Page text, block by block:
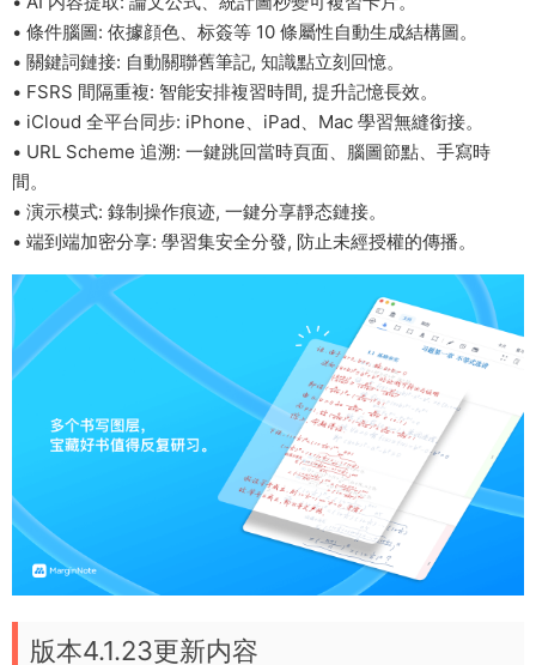
• 條件腦圖: 依據顔色、标簽等 10 條屬性自動生成結構圖。
• 關鍵詞鏈接: 自動關聯舊筆記, 知識點立刻回憶。
• FSRS 間隔重複: 智能安排複習時間, 提升記憶長效。
• iCloud 全平台同步: iPhone、iPad、Mac 學習無縫銜接。
• URL Scheme 追溯: 一鍵跳回當時頁面、腦圖節點、手寫時
間。
• 演示模式: 錄制操作痕迹, 一鍵分享靜态鏈接。
• 端到端加密分享: 學習集安全分發, 防止未經授權的傳播。
版本4.1.23更新内容